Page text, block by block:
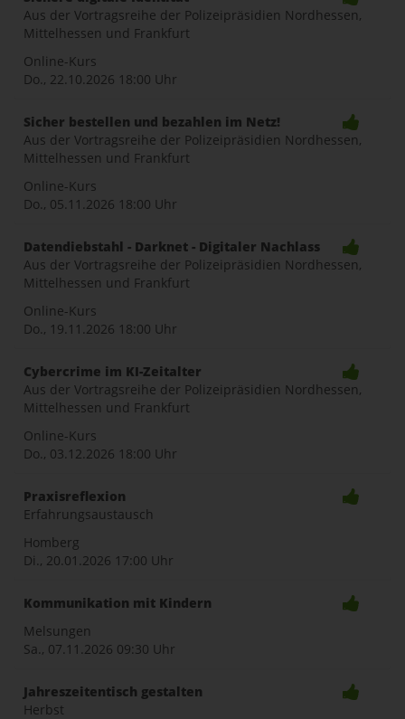
Aus der Vortragsreihe der Polizeipräsidien Nordhessen,
Mittelhessen und Frankfurt
Online-Kurs
Do., 22.10.2026 18:00 Uhr
Sicher bestellen und bezahlen im Netz!
Aus der Vortragsreihe der Polizeipräsidien Nordhessen,
Mittelhessen und Frankfurt
Online-Kurs
Do., 05.11.2026 18:00 Uhr
Datendiebstahl - Darknet - Digitaler Nachlass
Aus der Vortragsreihe der Polizeipräsidien Nordhessen,
Mittelhessen und Frankfurt
Online-Kurs
Do., 19.11.2026 18:00 Uhr
Cybercrime im KI-Zeitalter
Aus der Vortragsreihe der Polizeipräsidien Nordhessen,
Mittelhessen und Frankfurt
Online-Kurs
Do., 03.12.2026 18:00 Uhr
Praxisreflexion
Erfahrungsaustausch
Homberg
Di., 20.01.2026 17:00 Uhr
Kommunikation mit Kindern
Melsungen
Sa., 07.11.2026 09:30 Uhr
Jahreszeitentisch gestalten
Herbst